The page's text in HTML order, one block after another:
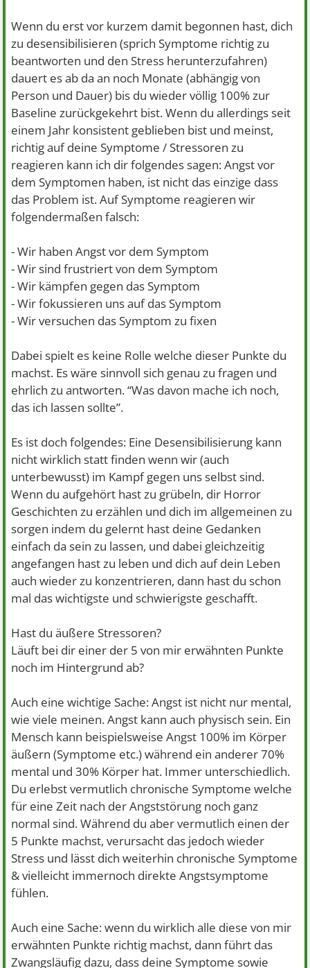
Wenn du erst vor kurzem damit begonnen hast, dich
zu desensibilisieren (sprich Symptome richtig zu
beantworten und den Stress herunterzufahren)
dauert es ab da an noch Monate (abhängig von
Person und Dauer) bis du wieder völlig 100% zur
Baseline zurückgekehrt bist. Wenn du allerdings seit
einem Jahr konsistent geblieben bist und meinst,
richtig auf deine Symptome / Stressoren zu
reagieren kann ich dir folgendes sagen: Angst vor
dem Symptomen haben, ist nicht das einzige dass
das Problem ist. Auf Symptome reagieren wir
folgendermaßen falsch:
- Wir haben Angst vor dem Symptom
- Wir sind frustriert von dem Symptom
- Wir kämpfen gegen das Symptom
- Wir fokussieren uns auf das Symptom
- Wir versuchen das Symptom zu fixen
Dabei spielt es keine Rolle welche dieser Punkte du
machst. Es wäre sinnvoll sich genau zu fragen und
ehrlich zu antworten. “Was davon mache ich noch,
das ich lassen sollte”.
Es ist doch folgendes: Eine Desensibilisierung kann
nicht wirklich statt finden wenn wir (auch
unterbewusst) im Kampf gegen uns selbst sind.
Wenn du aufgehört hast zu grübeln, dir Horror
Geschichten zu erzählen und dich im allgemeinen zu
sorgen indem du gelernt hast deine Gedanken
einfach da sein zu lassen, und dabei gleichzeitig
angefangen hast zu leben und dich auf dein Leben
auch wieder zu konzentrieren, dann hast du schon
mal das wichtigste und schwierigste geschafft.
Hast du äußere Stressoren?
Läuft bei dir einer der 5 von mir erwähnten Punkte
noch im Hintergrund ab?
Auch eine wichtige Sache: Angst ist nicht nur mental,
wie viele meinen. Angst kann auch physisch sein. Ein
Mensch kann beispielsweise Angst 100% im Körper
äußern (Symptome etc.) während ein anderer 70%
mental und 30% Körper hat. Immer unterschiedlich.
Du erlebst vermutlich chronische Symptome welche
für eine Zeit nach der Angststörung noch ganz
normal sind. Während du aber vermutlich einen der
5 Punkte machst, verursacht das jedoch wieder
Stress und lässt dich weiterhin chronische Symptome
& vielleicht immernoch direkte Angstsymptome
fühlen.
Auch eine Sache: wenn du wirklich alle diese von mir
erwähnten Punkte richtig machst, dann führt das
Zwangsläufig dazu, dass deine Symptome sowie